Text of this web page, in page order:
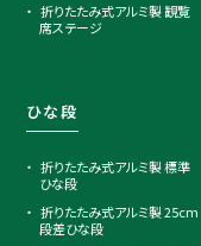
折りたたみ式アルミ製 観覧
席ステージ
ひな段
折りたたみ式アルミ製 標準
ひな段
折りたたみ式アルミ製 25cm
段差ひな段